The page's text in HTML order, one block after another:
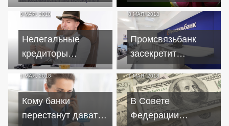
экономики
Беларуси
ипотечное
кредитование на
17%
8 МАЯ, 2018
Нелегальные
кредиторы
останутся без
контроля?
8 МАЯ, 2018
Промсвязьбанк
засекретит
фамилии
руководства
1 МАЯ, 2018
Кому банки
перестанут давать
1 МАЯ, 2018
В Совете
Федерации